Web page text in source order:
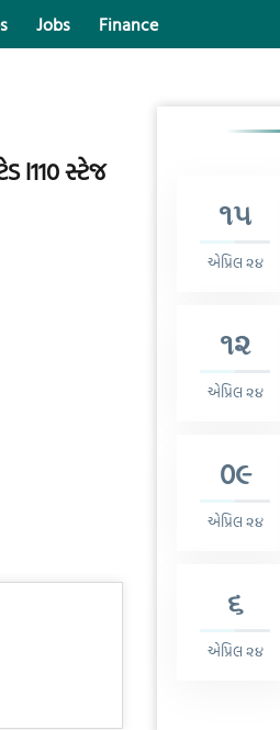
Jobs Finance
l110 સ્ટેજ
૧૫
એપ્રિલ ૨૪
૧૨
એપ્રિલ ૨૪
0૯
એપ્રિલ ૨૪
૬
એપ્રિલ ૨૪